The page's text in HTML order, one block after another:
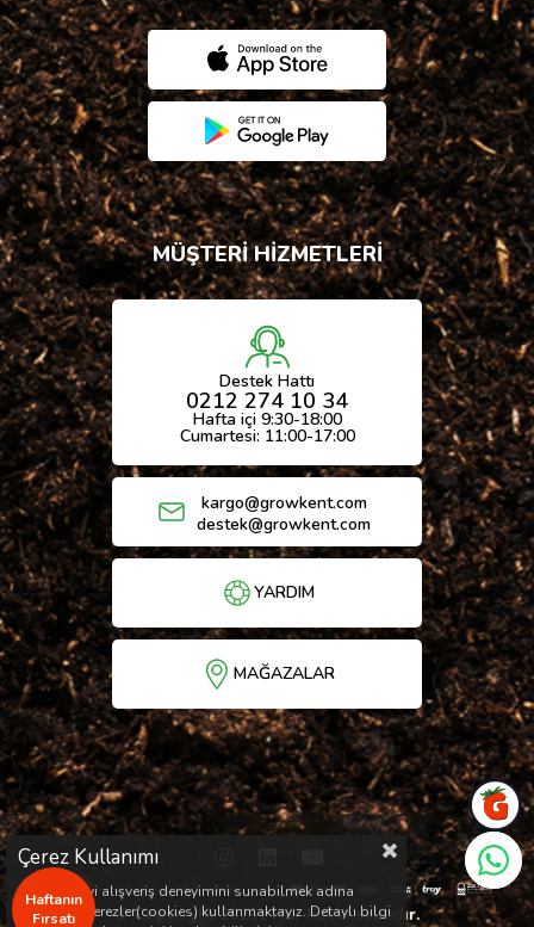
MÜŞTERİ HİZMETLERİ
Destek Hattı
0212 274 10 34
Hafta içi 9:30-18:00
Cumartesi: 11:00-17:00
kargo@growkent.com
destek@growkent.com
YARDIM
MAĞAZALAR
Haftanın
Fırsatı
© Copyright 2026 / Her hakkı saklıdır.
Çerez Kullanımı
Sizlere en iyi alışveriş deneyimini sunabilmek adına
sitemizde çerezler(cookies) kullanmaktayız. Detaylı bilgi